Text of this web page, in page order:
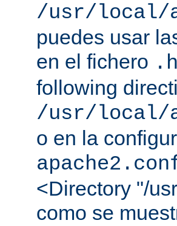
/usr/local/
puedes usar
en el fichero
following
/usr/local/
o en la
<Directory "/
como se